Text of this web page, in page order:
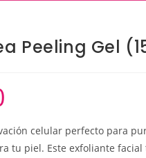
Peeling Gel
celular perfecto para
tu piel. Este exfoliante